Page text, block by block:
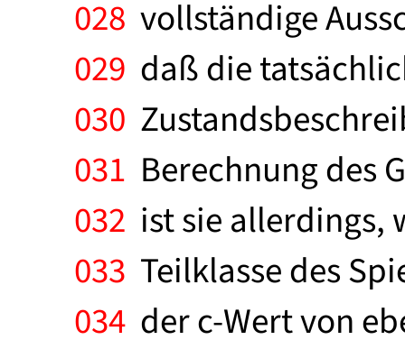
028 vollständige
029 daß die
030
031 Berechnung des
032 ist sie allerdings,
033 Teilklasse des
034 der c-Wert von